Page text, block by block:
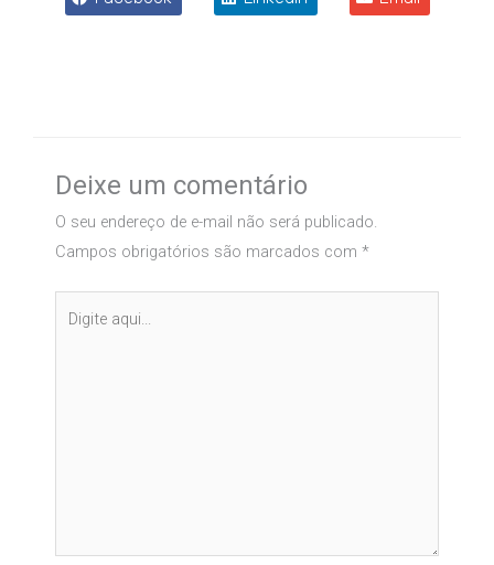
Deixe um comentário
O seu endereço de e-mail não será publicado.
Campos obrigatórios são marcados com *
aqui...